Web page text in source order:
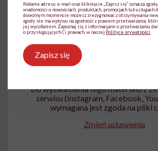
Nie móc zostać przy
chorym dziecku w
szpitalu to tortura.
"Przeszkadzać w tym
może chyba tylko
głupota i brak
"Jestem w
należy?".
zmianie
Do wyświetlenia tego materiału z
serwisu (Instagram, Facebook,
wymagana jest zgoda na pliki
Zmień ustawienia
Podanie adresu e-mail oraz kliknięcie „Zapisz się” oznacza
wiadomości o nowościach, produktach, promocjach lub
dowolnym momencie możesz zrezygnować z otrzymywania
zgody nie ma wpływu na zgodność z prawem przetwarzania,
jej wycofaniem. Zapoznaj się z informacjami o przetwarzaniu
o przysługujących Ci prawach, w naszej Polityce prywatności
Zapisz się